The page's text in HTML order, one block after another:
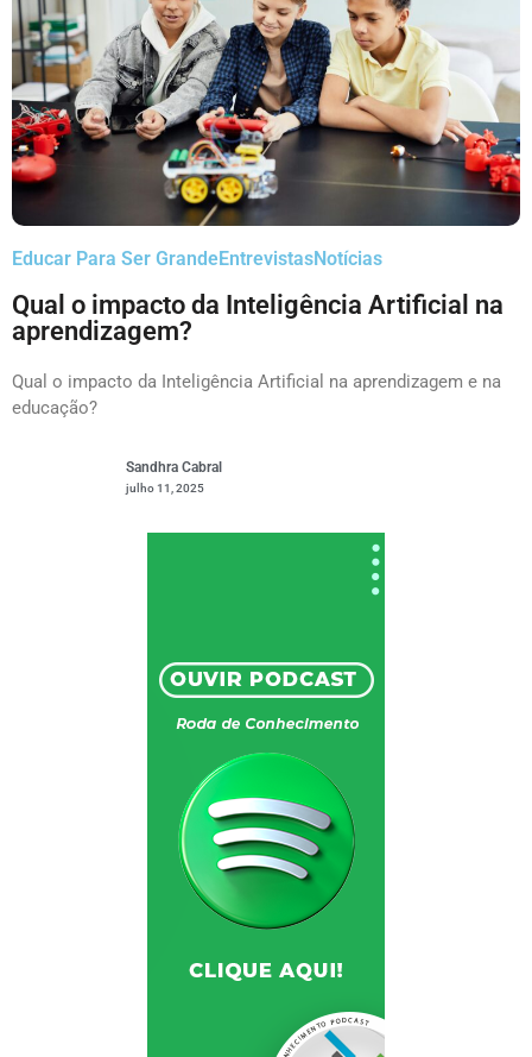
Educar Para Ser GrandeEntrevistasNotícias
Qual o impacto da Inteligência Artificial na
aprendizagem?
Qual o impacto da Inteligência Artificial na aprendizagem e na
educação?
Sandhra Cabral
julho 11, 2025